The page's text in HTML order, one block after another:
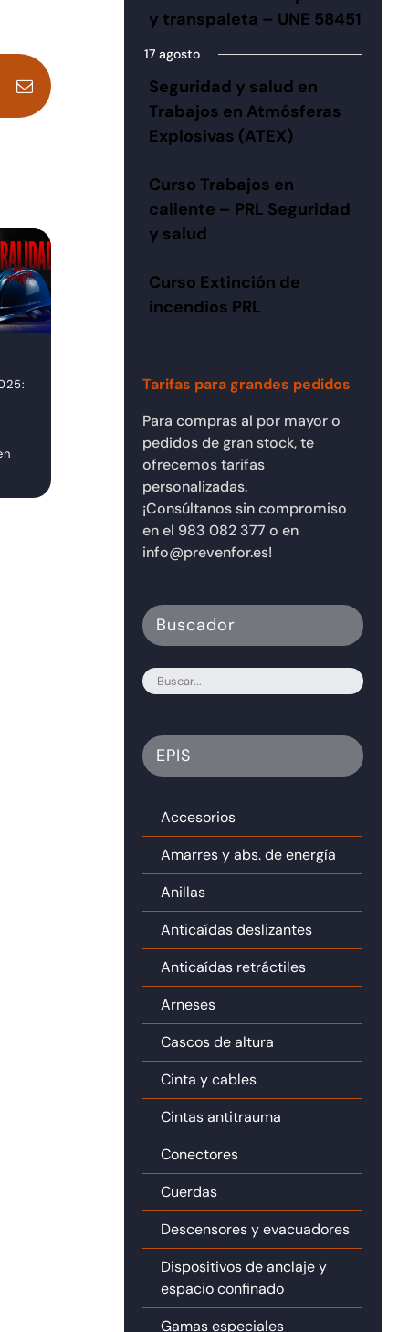
PinterestCorreo
electrónico
Riesgos
sabemos hasta
06/08/2026
la legislación y
implementarlo?
19/06/2026
y transpaleta – UNE 58451
17 agosto
Seguridad y salud en
Trabajos en Atmósferas
Explosivas (ATEX)
Curso Trabajos en
caliente – PRL Seguridad
y salud
Curso Extinción de
incendios PRL
Tarifas para grandes pedidos
Para compras al por mayor o
pedidos de gran stock, te
ofrecemos tarifas
personalizadas.
¡Consúltanos sin compromiso
en el 983 082 377 o en
info@prevenfor.es!
Buscador
EPIS
Accesorios
Amarres y abs. de energía
Anillas
Anticaídas deslizantes
Anticaídas retráctiles
Arneses
Cascos de altura
Cinta y cables
Cintas antitrauma
Conectores
Cuerdas
Descensores y evacuadores
Dispositivos de anclaje y
espacio confinado
Gamas especiales